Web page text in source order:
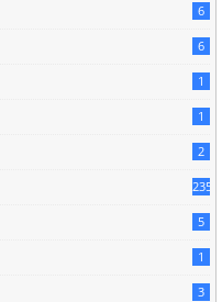
6
6
1
1
2
235
5
1
3